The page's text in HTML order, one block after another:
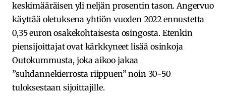
keskimääräisen yli neljän prosentin tason. Angervuo
käyttää oletuksena yhtiön vuoden 2022 ennustetta
0,35 euron osakekohtaisesta osingosta. Etenkin
piensijoittajat ovat kärkkyneet lisää osinkoja
Outokummusta, joka aikoo jakaa
”suhdannekierrosta riippuen” noin 30-50
tuloksestaan sijoittajille.